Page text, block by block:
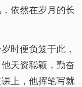
依然在岁月的长
时便负笈于此，
天资聪颖，勤奋
上，他挥笔写就